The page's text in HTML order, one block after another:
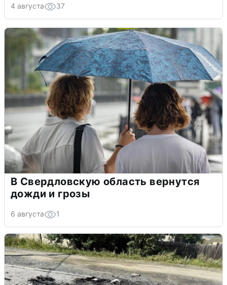
4 августа 37
В Свердловскую область вернутся
дожди и грозы
6 августа 1